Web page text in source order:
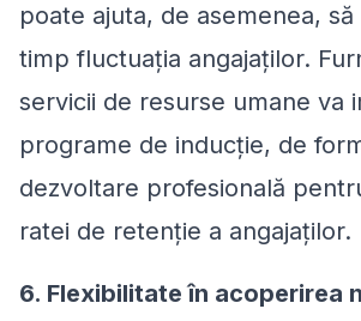
poate ajuta, de asemenea,
timp fluctuația angajaților.
servicii de resurse umane va
programe de inducție, de
dezvoltare profesională
ratei de retenție a angajaților.
6. Flexibilitate în acoperirea